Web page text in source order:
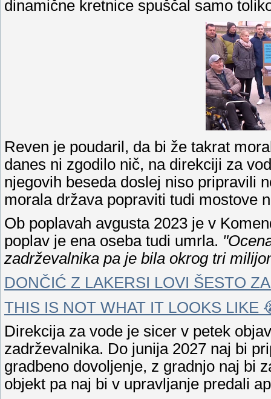
dinamične kretnice spuščal samo
Reven je poudaril, da bi že takrat
danes ni zgodilo nič, na direkciji za
njegovih beseda doslej niso pripravili
morala država popraviti tudi mostove
Ob poplavah avgusta 2023 je v
poplav je ena oseba tudi umrla.
zadrževalnika pa je bila okrog tri
DONČIĆ Z LAKERSI LOVI ŠESTO
THIS IS NOT WHAT IT LOOKS LIKE
Direkcija za vode je sicer v petek
zadrževalnika. Do junija 2027 naj bi
gradbeno dovoljenje, z gradnjo naj bi
objekt pa naj bi v upravljanje predali